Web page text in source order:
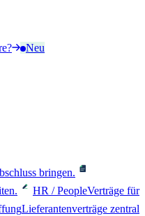
Neu
bringen.
HR / PeopleVerträge für
Lieferantenverträge zentral